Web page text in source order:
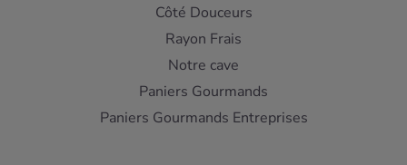
Côté Douceurs
Rayon Frais
Notre cave
Paniers Gourmands
Paniers Gourmands Entreprises